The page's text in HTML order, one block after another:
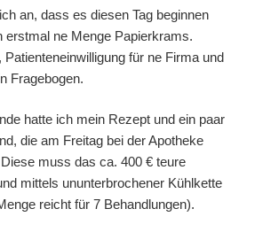
an, dass es diesen Tag beginnen
erstmal ne Menge Papierkrams.
Patienteneinwilligung für ne Firma und
Fragebogen.
hatte ich mein Rezept und ein paar
die am Freitag bei der Apotheke
muss das ca. 400 € teure
mittels ununterbrochener Kühlkette
reicht für 7 Behandlungen).